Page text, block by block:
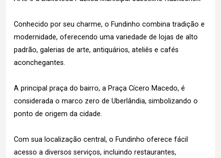
Conhecido por seu charme, o Fundinho combina tradição e
modernidade, oferecendo uma variedade de lojas de alto
padrão, galerias de arte, antiquários, ateliês e cafés
aconchegantes.
A principal praça do bairro, a Praça Cícero Macedo, é
considerada o marco zero de Uberlândia, simbolizando o
ponto de origem da cidade.
Com sua localização central, o Fundinho oferece fácil
acesso a diversos serviços, incluindo restaurantes,